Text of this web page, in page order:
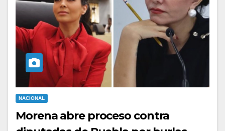
NACIONAL
Morena abre proceso contra